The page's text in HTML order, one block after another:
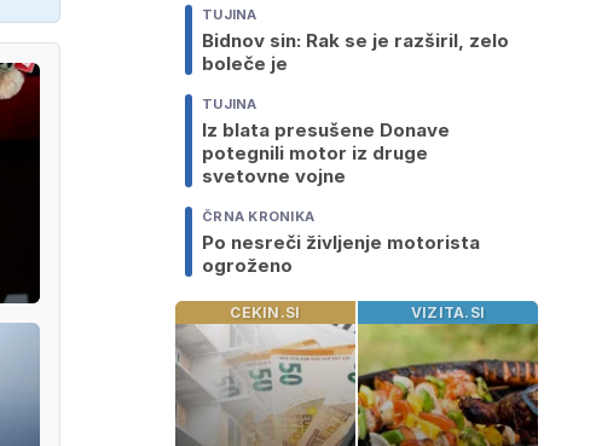
TUJINA
Bidnov sin: Rak se je razširil, zelo
boleče je
TUJINA
Iz blata presušene Donave
potegnili motor iz druge
svetovne vojne
ČRNA KRONIKA
Po nesreči življenje motorista
ogroženo
CEKIN.SI VIZITA.SI